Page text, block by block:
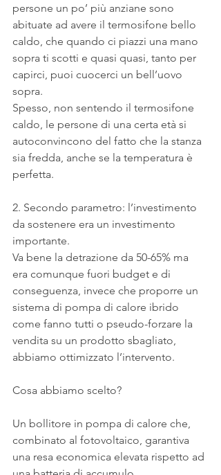
persone un po’ più anziane sono
abituate ad avere il termosifone bello
caldo, che quando ci piazzi una mano
sopra ti scotti e quasi quasi, tanto per
capirci, puoi cuocerci un bell’uovo
sopra.
Spesso, non sentendo il termosifone
caldo, le persone di una certa età si
autoconvincono del fatto che la stanza
sia fredda, anche se la temperatura è
perfetta.
2. Secondo parametro: l’investimento
da sostenere era un investimento
importante.
Va bene la detrazione da 50-65% ma
era comunque fuori budget e di
conseguenza, invece che proporre un
sistema di pompa di calore ibrido
come fanno tutti o pseudo-forzare la
vendita su un prodotto sbagliato,
abbiamo ottimizzato l’intervento.
Cosa abbiamo scelto?
Un bollitore in pompa di calore che,
combinato al fotovoltaico, garantiva
una resa economica elevata rispetto ad